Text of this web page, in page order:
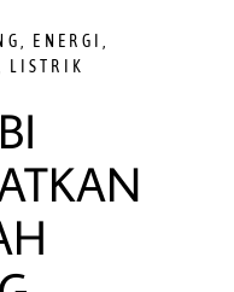
ENERGI
LISTRIK